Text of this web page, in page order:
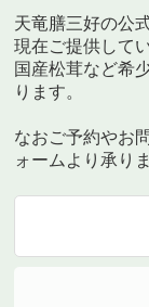
天竜膳三好の公
現在ご提供して
国産松茸など希
ります。
なおご予約やお
ォームより承り